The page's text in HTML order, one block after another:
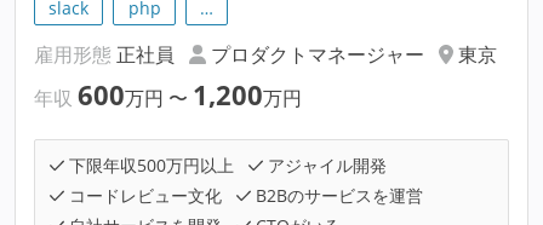
slack
php …
雇用形態 正社員 プロダクトマネージャー
東京
年収 600万円 〜 1,200万円
下限年収500万円以上
アジャイル開発
コードレビュー文化
B2Bのサービスを運営